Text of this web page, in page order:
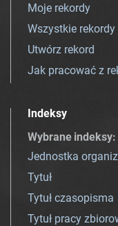
Moje rekordy
Wszystkie rekordy
Utwórz rekord
Jak pracować z
Indeksy
Wybrane indeksy:
Jednostka
Tytuł
Tytuł czasopisma
Tytuł pracy